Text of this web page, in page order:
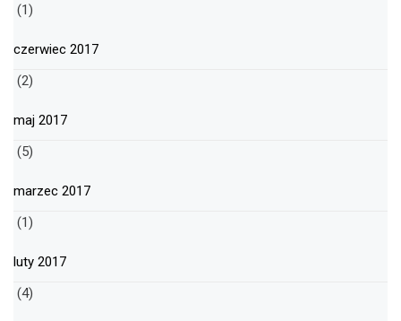
(1)
czerwiec 2017
(2)
maj 2017
(5)
marzec 2017
(1)
luty 2017
(4)